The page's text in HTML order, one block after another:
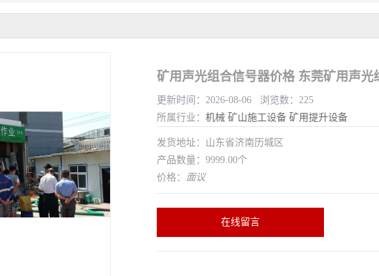
更新时间：2026-08-06 浏览数：225
所属行业： 机械 矿山施工设备 矿用提升设备
发货地址：山东省济南历城区
产品数量：9999.00个
价格： 面议
在线留言